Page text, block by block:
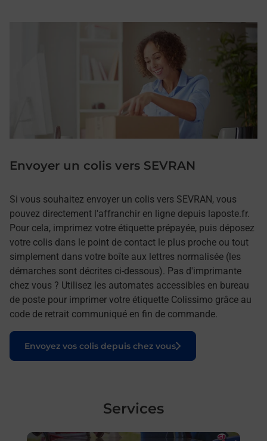
Envoyer un colis vers SEVRAN
Si vous souhaitez envoyer un colis vers SEVRAN, vous
pouvez directement l'affranchir en ligne depuis laposte.fr.
Pour cela, imprimez votre étiquette prépayée, puis déposez
votre colis dans le point de contact le plus proche ou tout
simplement dans votre boîte aux lettres normalisée (les
démarches sont décrites ci-dessous). Pas d'imprimante
chez vous ? Utilisez les automates accessibles en bureau
de poste pour imprimer votre étiquette Colissimo grâce au
code de retrait communiqué en fin de commande.
Envoyez vos colis depuis chez vous
Le lien s'ouvre dans un nouvel onglet
Services
En savoir plus